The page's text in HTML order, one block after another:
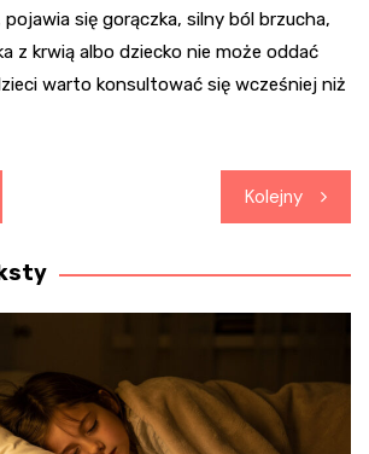
się gorączka, silny ból brzucha,
z krwią albo dziecko nie może oddać
warto konsultować się wcześniej niż
Kolejny